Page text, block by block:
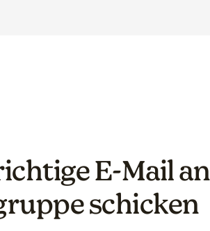
E-Mail
schicken